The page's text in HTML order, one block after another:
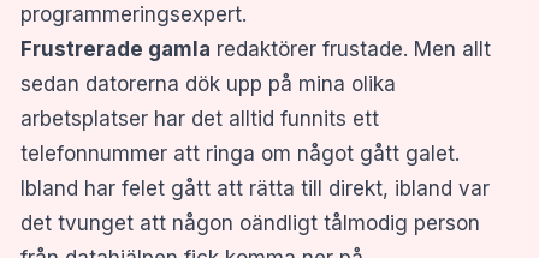
programmeringsexpert.
Frustrerade gamla redaktörer frustade. Men allt
sedan datorerna dök upp på mina olika
arbetsplatser har det alltid funnits ett
telefonnummer att ringa om något gått galet.
Ibland har felet gått att rätta till direkt, ibland var
det tvunget att någon oändligt tålmodig person